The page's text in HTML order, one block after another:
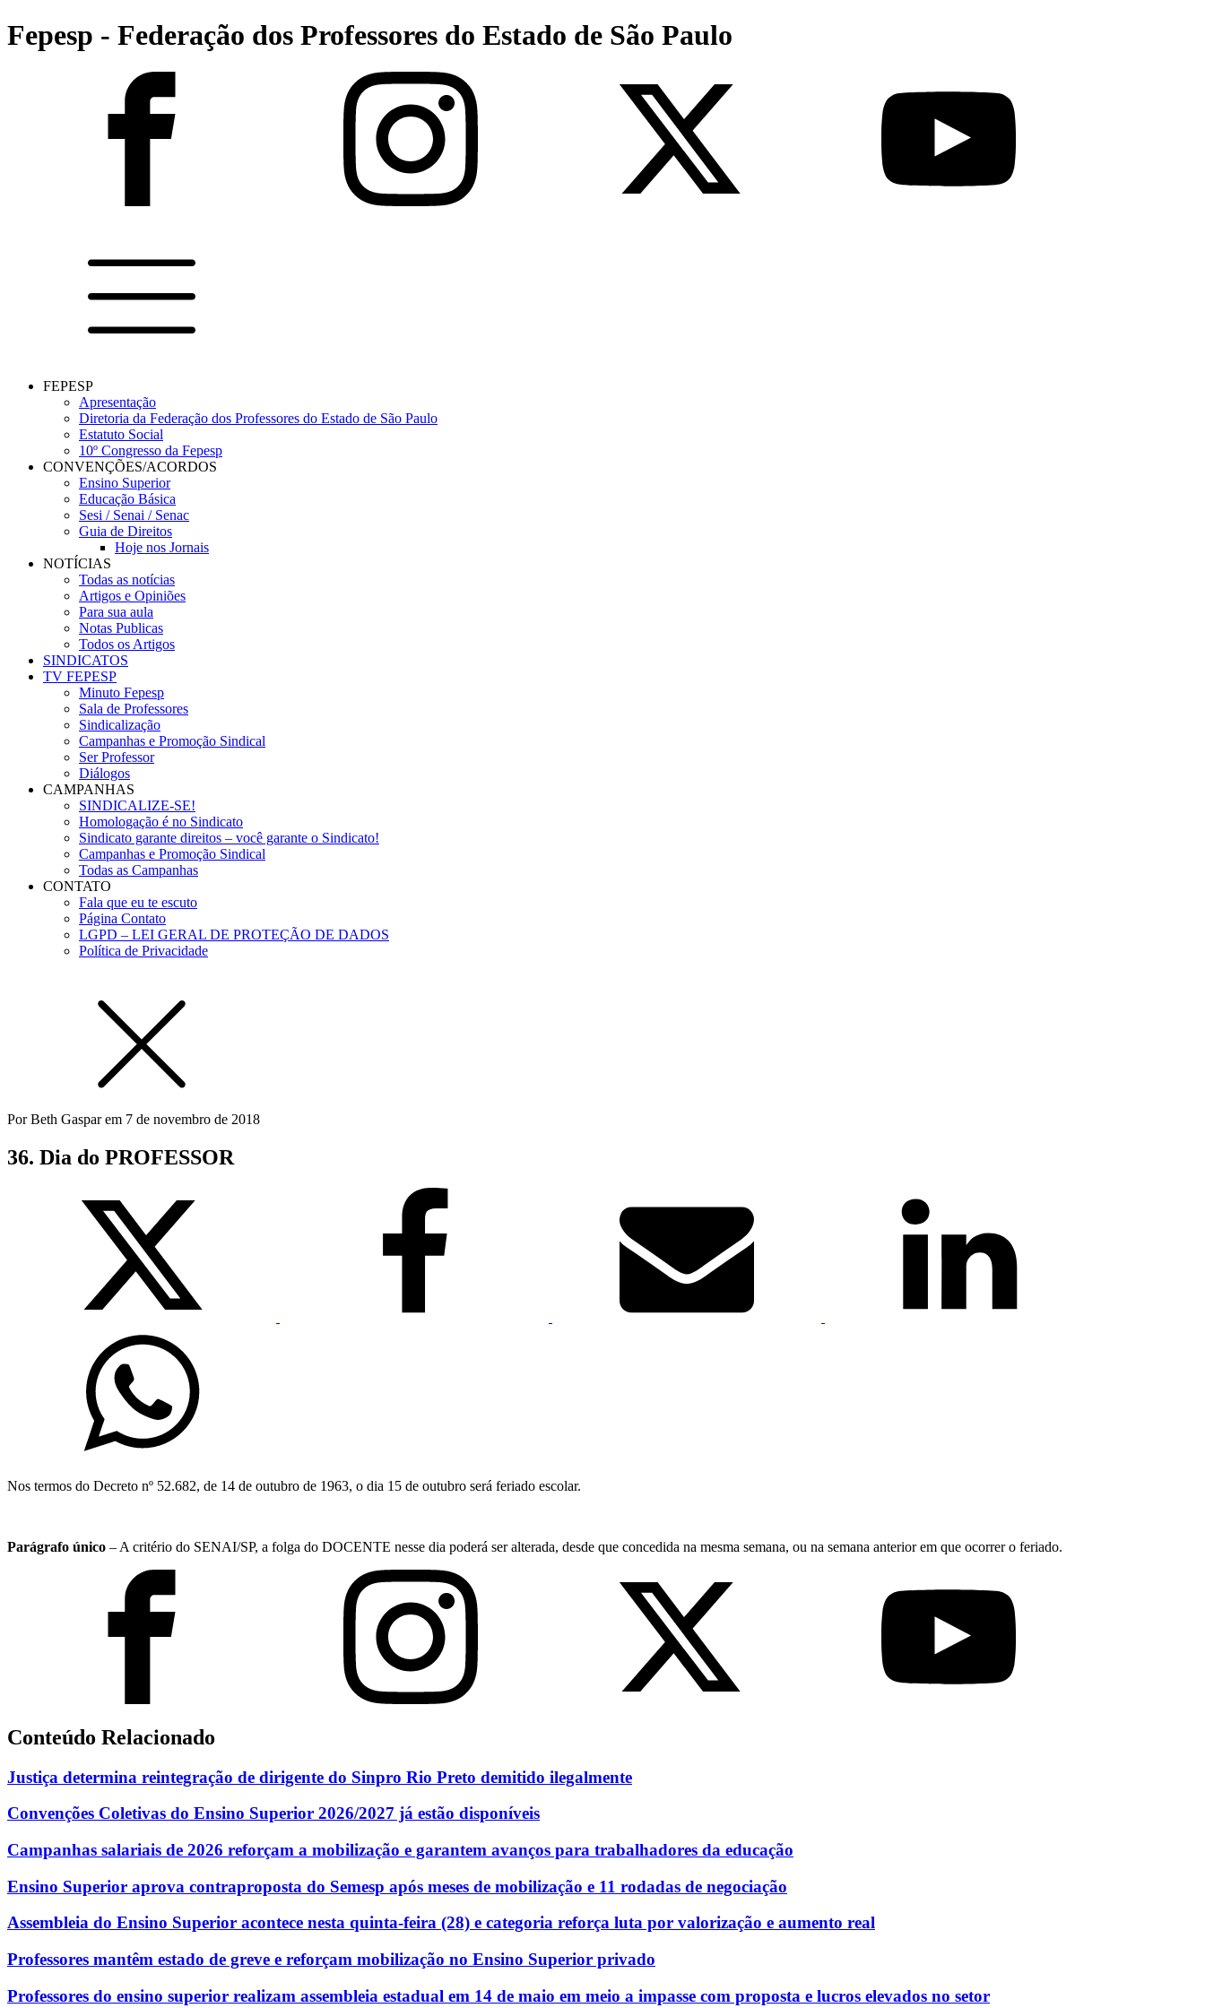
Fepesp - Federação dos Professores do Estado de São Paulo
FEPESP
Apresentação
Diretoria da Federação dos Professores do Estado de São Paulo
Estatuto Social
10º Congresso da Fepesp
CONVENÇÕES/ACORDOS
Ensino Superior
Educação Básica
Sesi / Senai / Senac
Guia de Direitos
Hoje nos Jornais
NOTÍCIAS
Todas as notícias
Artigos e Opiniões
Para sua aula
Notas Publicas
Todos os Artigos
SINDICATOS
TV FEPESP
Minuto Fepesp
Sala de Professores
Sindicalização
Campanhas e Promoção Sindical
Ser Professor
Diálogos
CAMPANHAS
SINDICALIZE-SE!
Homologação é no Sindicato
Sindicato garante direitos – você garante o Sindicato!
Campanhas e Promoção Sindical
Todas as Campanhas
CONTATO
Fala que eu te escuto
Página Contato
LGPD – LEI GERAL DE PROTEÇÃO DE DADOS
Política de Privacidade
PorBeth Gasparem 7 de novembro de 2018
36. Dia do PROFESSOR
Nos termos do Decreto nº 52.682, de 14 de outubro de 1963, o dia 15 de outubro será feriado escolar.
Parágrafo único – A critério do SENAI/SP, a folga do DOCENTE nesse dia poderá ser alterada, desde que concedida na mesma semana, ou na semana anterior em que ocorrer o feriado.
Conteúdo Relacionado
Justiça determina reintegração de dirigente do Sinpro Rio Preto demitido ilegalmente
Convenções Coletivas do Ensino Superior 2026/2027 já estão disponíveis
Campanhas salariais de 2026 reforçam a mobilização e garantem avanços para trabalhadores da educação
Ensino Superior aprova contraproposta do Semesp após meses de mobilização e 11 rodadas de negociação
Assembleia do Ensino Superior acontece nesta quinta-feira (28) e categoria reforça luta por valorização e aumento real
Professores mantêm estado de greve e reforçam mobilização no Ensino Superior privado
Professores do ensino superior realizam assembleia estadual em 14 de maio em meio a impasse com proposta e lucros elevados no setor